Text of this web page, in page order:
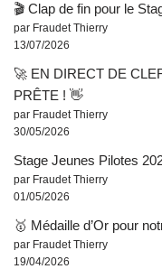
🎬 Clap de fin pour le
par Fraudet Thierry
13/07/2026
🚀 EN DIRECT DE
PRÊTE ! 👋
par Fraudet Thierry
30/05/2026
Stage Jeunes Pilotes
par Fraudet Thierry
01/05/2026
🥇 Médaille d’Or pour
par Fraudet Thierry
19/04/2026